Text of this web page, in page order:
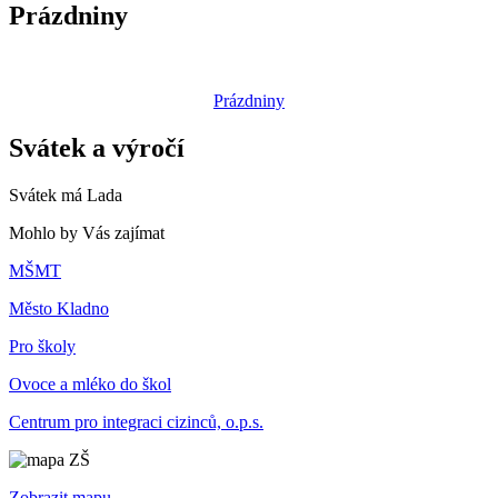
Prázdniny
Prázdniny
Svátek a výročí
Svátek má Lada
Mohlo by Vás zajímat
MŠMT
Město Kladno
Pro školy
Ovoce a mléko do škol
Centrum pro integraci cizinců, o.p.s.